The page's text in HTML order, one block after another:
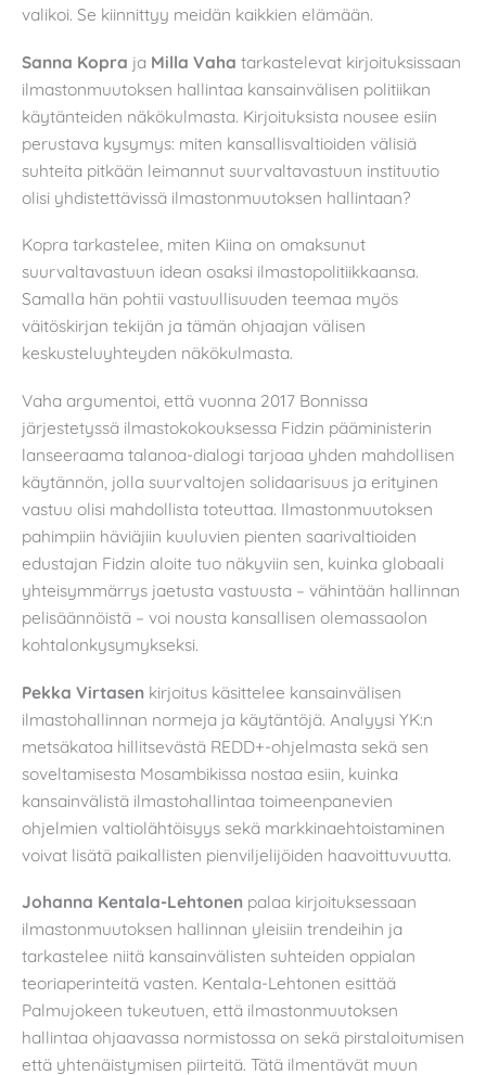
valikoi. Se kiinnittyy meidän kaikkien elämään.
Sanna Kopra ja Milla Vaha tarkastelevat kirjoituksissaan
ilmastonmuutoksen hallintaa kansainvälisen politiikan
käytänteiden näkökulmasta. Kirjoituksista nousee esiin
perustava kysymys: miten kansallisvaltioiden välisiä
suhteita pitkään leimannut suurvaltavastuun instituutio
olisi yhdistettävissä ilmastonmuutoksen hallintaan?
Kopra tarkastelee, miten Kiina on omaksunut
suurvaltavastuun idean osaksi ilmastopolitiikkaansa.
Samalla hän pohtii vastuullisuuden teemaa myös
väitöskirjan tekijän ja tämän ohjaajan välisen
keskusteluyhteyden näkökulmasta.
Vaha argumentoi, että vuonna 2017 Bonnissa
järjestetyssä ilmastokokouksessa Fidzin pääministerin
lanseeraama talanoa-dialogi tarjoaa yhden mahdollisen
käytännön, jolla suurvaltojen solidaarisuus ja erityinen
vastuu olisi mahdollista toteuttaa. Ilmastonmuutoksen
pahimpiin häviäjiin kuuluvien pienten saarivaltioiden
edustajan Fidzin aloite tuo näkyviin sen, kuinka globaali
yhteisymmärrys jaetusta vastuusta – vähintään hallinnan
pelisäännöistä – voi nousta kansallisen olemassaolon
kohtalonkysymykseksi.
Pekka Virtasen kirjoitus käsittelee kansainvälisen
ilmastohallinnan normeja ja käytäntöjä. Analyysi YK:n
metsäkatoa hillitsevästä REDD+-ohjelmasta sekä sen
soveltamisesta Mosambikissa nostaa esiin, kuinka
kansainvälistä ilmastohallintaa toimeenpanevien
ohjelmien valtiolähtöisyys sekä markkinaehtoistaminen
voivat lisätä paikallisten pienviljelijöiden haavoittuvuutta.
Johanna Kentala-Lehtonen palaa kirjoituksessaan
ilmastonmuutoksen hallinnan yleisiin trendeihin ja
tarkastelee niitä kansainvälisten suhteiden oppialan
teoriaperinteitä vasten. Kentala-Lehtonen esittää
Palmujokeen tukeutuen, että ilmastonmuutoksen
hallintaa ohjaavassa normistossa on sekä pirstaloitumisen
että yhtenäistymisen piirteitä. Tätä ilmentävät muun